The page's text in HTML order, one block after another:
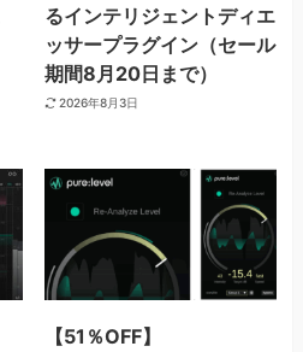
るインテリジェントディエ
ッサープラグイン（セール
期間8月20日まで）
2026年8月3日
【51％OFF】